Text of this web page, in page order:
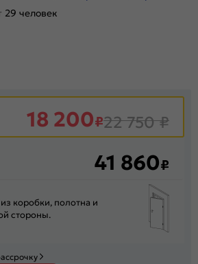
29 человек
18 200₽22 750₽
41 860₽
коробки, полотна и
стороны.